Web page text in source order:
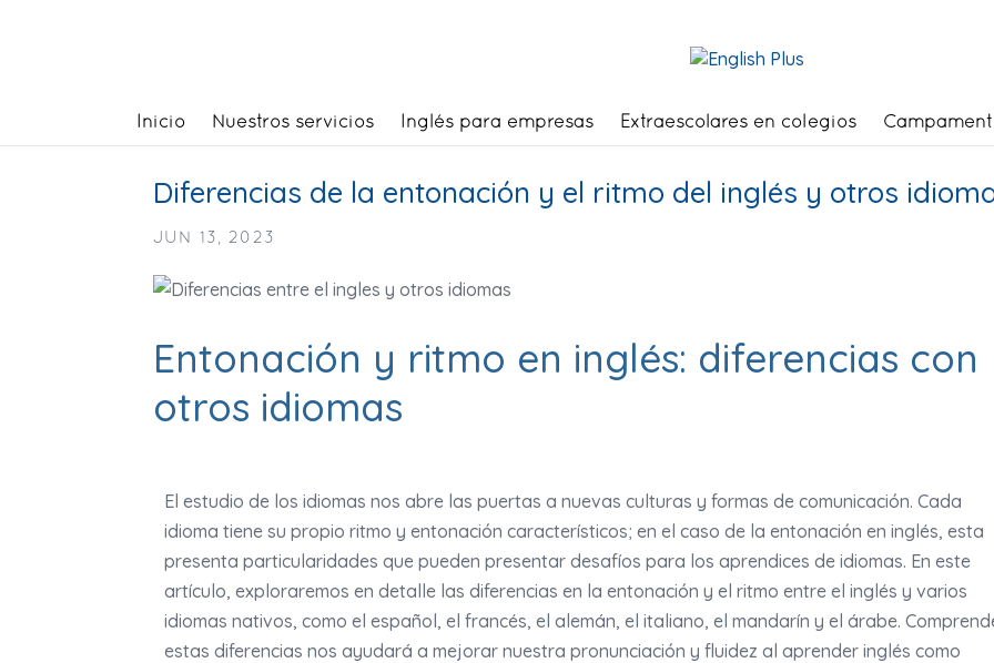
Inicio Nuestros servicios Inglés para empresas Extraescolares en colegios
Diferencias de la entonación y el ritmo del inglés y otros
JUN 13, 2023
Entonación y ritmo en inglés: diferencias con
otros idiomas
El estudio de los idiomas nos abre las puertas a nuevas culturas y formas de comunicación. Cada
idioma tiene su propio ritmo y entonación característicos; en el caso de la entonación en inglés, esta
presenta particularidades que pueden presentar desafíos para los aprendices de idiomas. En este
artículo, exploraremos en detalle las diferencias en la entonación y el ritmo entre el inglés y varios
idiomas nativos, como el español, el francés, el alemán, el italiano, el mandarín y el árabe.
estas diferencias nos ayudará a mejorar nuestra pronunciación y fluidez al aprender inglés como